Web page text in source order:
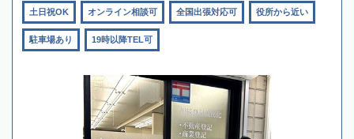
土日祝OK オンライン相談可 全国出張対応可 役所から近い
駐車場あり 19時以降TEL可